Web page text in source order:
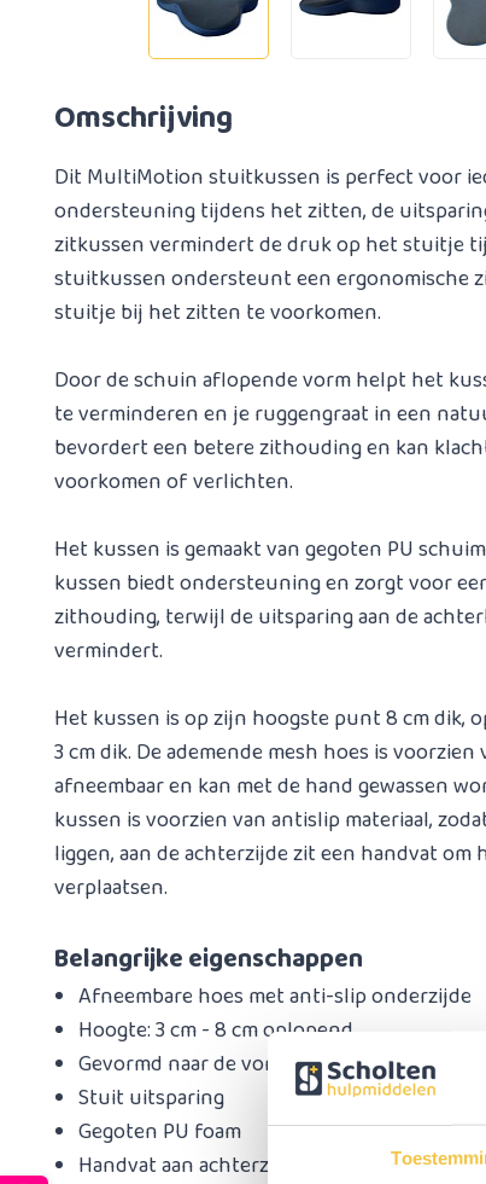
Omschrijving
Dit MultiMotion stuitkussen is perfect voor
ondersteuning tijdens het zitten, de
zitkussen vermindert de druk op het stuitje
stuitkussen ondersteunt een ergonomische
stuitje bij het zitten te voorkomen.
Door de schuin aflopende vorm helpt het
te verminderen en je ruggengraat in een
bevordert een betere zithouding en kan
voorkomen of verlichten.
Het kussen is gemaakt van gegoten PU
kussen biedt ondersteuning en zorgt voor
zithouding, terwijl de uitsparing aan de
vermindert.
Het kussen is op zijn hoogste punt 8 cm dik,
3 cm dik. De ademende mesh hoes is
afneembaar en kan met de hand gewassen
kussen is voorzien van antislip materiaal,
liggen, aan de achterzijde zit een handvat
verplaatsen.
Belangrijke eigenschappen
Afneembare hoes met anti-slip onderzijde
Hoogte: 3 cm - 8 cm oplopend
Gevormd naar de vorm van je benen
Stuit uitsparing
Gegoten PU foam
Handvat aan achterzijde